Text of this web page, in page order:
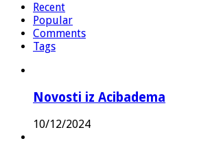
Recent
Popular
Comments
Tags
Novosti iz Acibadema
10/12/2024